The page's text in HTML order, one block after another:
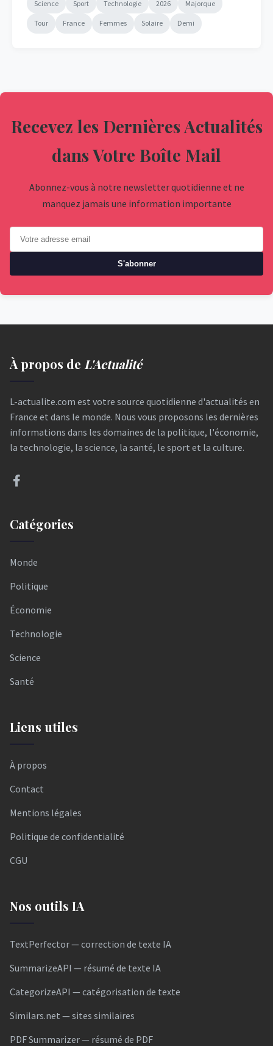
Science Sport Technologie 2026 Majorque
Tour France Femmes Solaire Demi
Recevez les Dernières Actualités
dans Votre Boîte Mail
Abonnez-vous à notre newsletter quotidienne et ne
manquez jamais une information importante
S'abonner
À propos de L'Actualité
L-actualite.com est votre source quotidienne d'actualités en
France et dans le monde. Nous vous proposons les dernières
informations dans les domaines de la politique, l'économie,
la technologie, la science, la santé, le sport et la culture.
Catégories
Monde
Politique
Économie
Technologie
Science
Santé
Liens utiles
À propos
Contact
Mentions légales
Politique de confidentialité
CGU
Nos outils IA
TextPerfector — correction de texte IA
SummarizeAPI — résumé de texte IA
CategorizeAPI — catégorisation de texte
Similars.net — sites similaires
PDF Summarizer — résumé de PDF